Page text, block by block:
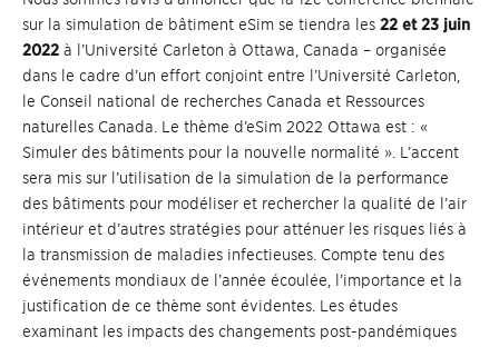
sur la simulation de bâtiment eSim se tiendra les 22 et 23 juin
2022 à l’Université Carleton à Ottawa, Canada – organisée
dans le cadre d’un effort conjoint entre l’Université Carleton,
le Conseil national de recherches Canada et Ressources
naturelles Canada. Le thème d’eSim 2022 Ottawa est : «
Simuler des bâtiments pour la nouvelle normalité ». L’accent
sera mis sur l’utilisation de la simulation de la performance
des bâtiments pour modéliser et rechercher la qualité de l’air
intérieur et d’autres stratégies pour atténuer les risques liés à
la transmission de maladies infectieuses. Compte tenu des
événements mondiaux de l’année écoulée, l’importance et la
justification de ce thème sont évidentes. Les études
examinant les impacts des changements post-pandémiques